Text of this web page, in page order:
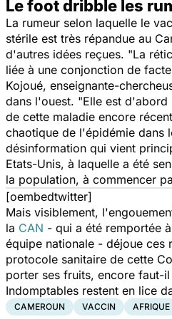
Le foot dribble les
La rumeur selon laquelle le
stérile est très répandue au
d'autres idées reçues. "La
liée à une conjonction de
Kojoué, enseignante-
dans l'ouest. "Elle est d'abord
de cette maladie encore
chaotique de l'épidémie dans
désinformation qui vient
Etats-Unis, à laquelle a été
la population, à commencer
[oembedtwitter]
Mais visiblement,
la CAN - qui a été remportée
équipe nationale - déjoue ces
protocole sanitaire de cette
porter ses fruits, encore faut-
Indomptables restent en lice
CAMEROUN VACCIN AFRIQUE